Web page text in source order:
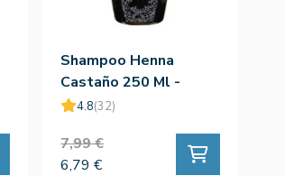
Shampoo Henna
Castaño 250 Ml -
Radhe Shyam
4.8(32)
7,99 €
6,79 €